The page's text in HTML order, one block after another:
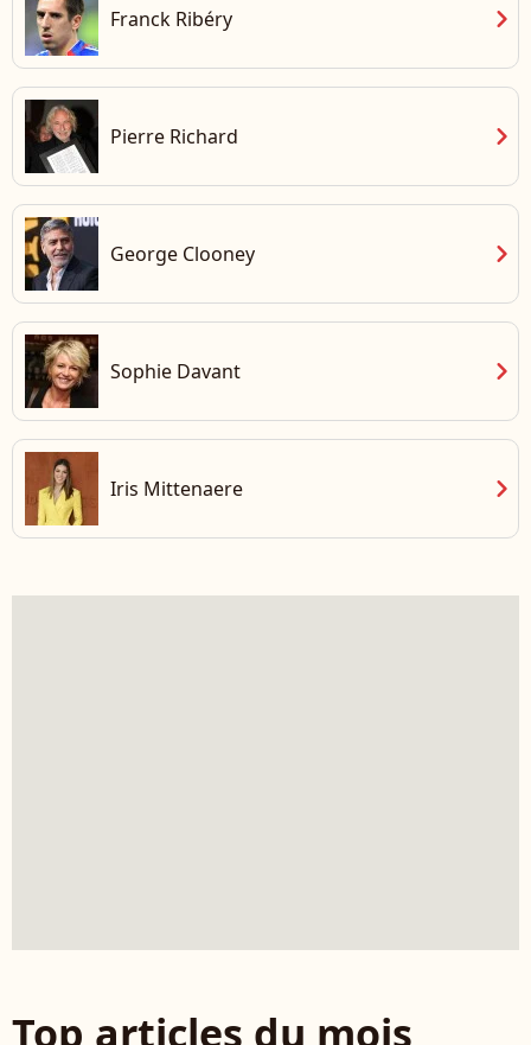
Franck Ribéry chevron_right
Pierre Richard chevron_right
George Clooney chevron_right
Sophie Davant chevron_right
Iris Mittenaere chevron_right
Top articles du mois